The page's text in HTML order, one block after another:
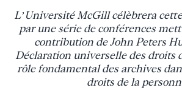
L’Université McGill célèbrera
par une série de conférences
contribution de John Peters
Déclaration universelle des droits
rôle fondamental des archives
droits de la